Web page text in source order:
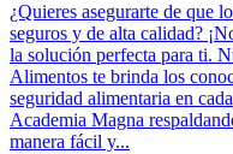
¿Quieres asegurarte de que
seguros y de alta calidad?
la solución perfecta para ti.
Alimentos te brinda los
seguridad alimentaria en
Academia Magna
manera fácil y...